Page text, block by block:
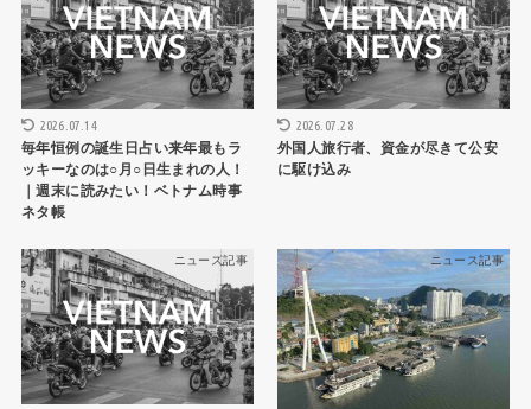
2026.07.14
毎年恒例の誕生日占い来年最もラ
ッキーなのは○月○日生まれの人！
｜週末に読みたい！ベトナム時事
ネタ帳
2026.07.28
外国人旅行者、資金が尽きて公安
に駆け込み
ニュース記事 ニュース記事